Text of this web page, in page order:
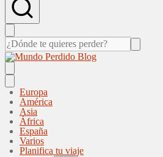
Europa
América
Asia
África
España
Varios
Planifica tu viaje